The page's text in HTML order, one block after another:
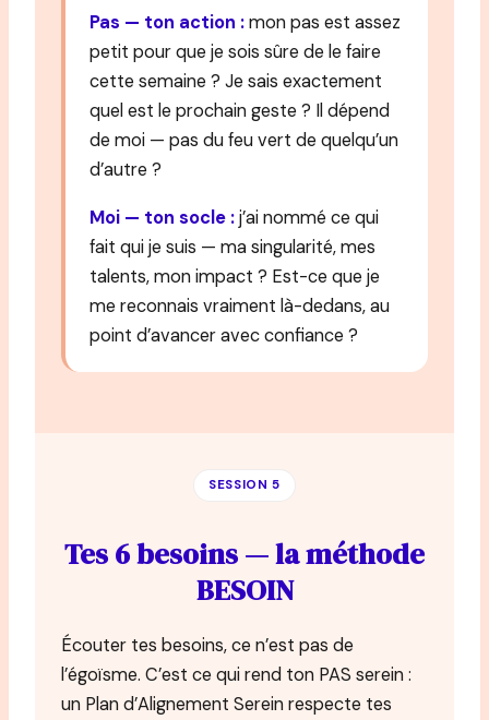
Pas — ton action :mon pas est assez
petit pour que je sois sûre de le faire
cette semaine ? Je sais exactement
quel est le prochain geste ? Il dépend
de moi — pas du feu vert de quelqu’un
d’autre ?
Moi — ton socle :j’ai nommé ce qui
fait qui je suis — ma singularité, mes
talents, mon impact ? Est-ce que je
me reconnais vraiment là-dedans, au
point d’avancer avec confiance ?
SESSION 5
Tes 6 besoins — la méthode
BESOIN
Écouter tes besoins, ce n’est pas de
l’égoïsme. C’est ce qui rend ton PAS serein :
un Plan d’Alignement Serein respecte tes